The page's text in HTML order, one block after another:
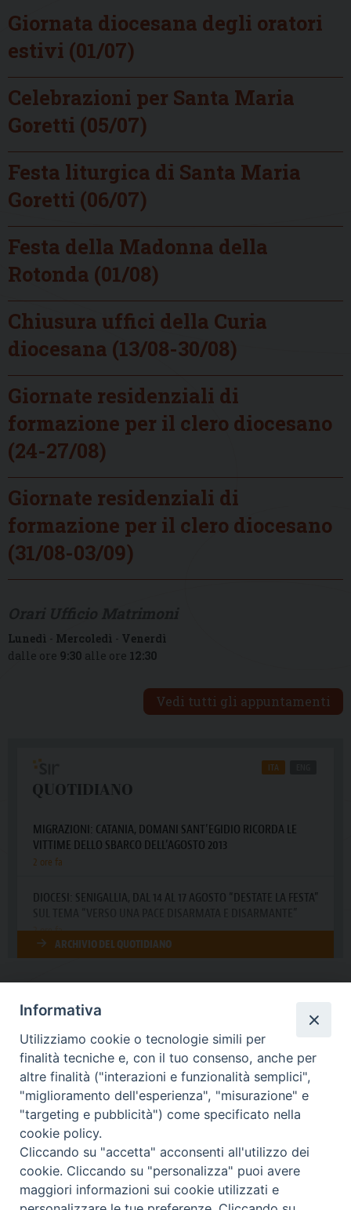
Giornata diocesana degli oratori
estivi (01/07)
Celebrazioni per Santa Maria
Goretti (05/07)
Festa liturgica di Santa Maria
Goretti (06/07)
Festa della Madonna della
Rotonda (01/08)
Chiusura uffici della Curia
diocesana (13/08-30/08)
Giornate residenziali di
formazione per il clero diocesano
(24-27/08)
Giornate residenziali di
formazione per il clero diocesano
(31/08-03/09)
Lunedì - Mercoledì - Venerdì
dalle ore 9:30 alle ore 12:30
Vedi tutti gli appuntamenti
DIOCESI SUBURBICARIA DI ALBANO
Contatti:Tel.: 06.93268401 - Fax.: 06.9323844
E-mail:curia@diocesidialbano.it
Orari: dal Lunedì al Venerdì Ore: 9:00 - 13:00
Lunedì, Mercoledì e Venerdì, Ore 9:30 - 12:30
Informativa
Utilizziamo cookie o tecnologie simili per
finalità tecniche e, con il tuo consenso, anche per
altre finalità ("interazioni e funzionalità semplici",
"miglioramento dell'esperienza", "misurazione" e
"targeting e pubblicità") come specificato nella
cookie policy.
Cliccando su "accetta" acconsenti all'utilizzo dei
cookie. Cliccando su "personalizza" puoi avere
maggiori informazioni sui cookie utilizzati e